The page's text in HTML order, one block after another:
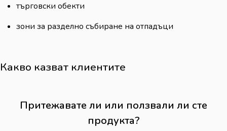
търговски обекти
зони за разделно събиране на отпадъци
Какво казват клиентите
Притежавате ли или ползвали ли сте
продукта?